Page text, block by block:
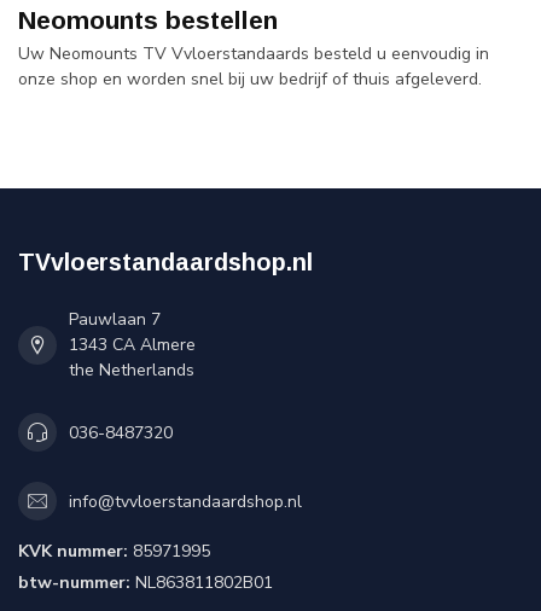
Neomounts bestellen
Uw Neomounts TV Vvloerstandaards besteld u eenvoudig in
onze shop en worden snel bij uw bedrijf of thuis afgeleverd.
TVvloerstandaardshop.nl
Pauwlaan 7
1343 CA Almere
the Netherlands
036-8487320
info@tvvloerstandaardshop.nl
KVK nummer: 85971995
btw-nummer: NL863811802B01